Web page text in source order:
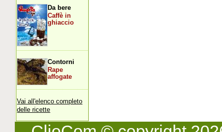
Da bere
Caffè in
ghiaccio
Contorni
Rape
affogate
Vai all'elenco completo
delle ricette